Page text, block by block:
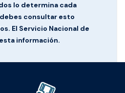
lo determina cada
consultar esto
El Servicio Nacional de
información.